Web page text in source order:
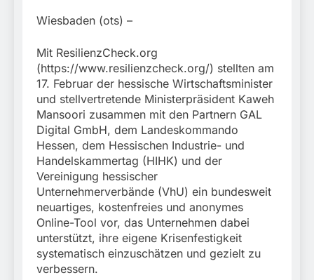
Wiesbaden (ots) –
Mit ResilienzCheck.org
(https://www.resilienzcheck.org/) stellten am
17. Februar der hessische Wirtschaftsminister
und stellvertretende Ministerpräsident Kaweh
Mansoori zusammen mit den Partnern GAL
Digital GmbH, dem Landeskommando
Hessen, dem Hessischen Industrie- und
Handelskammertag (HIHK) und der
Vereinigung hessischer
Unternehmerverbände (VhU) ein bundesweit
neuartiges, kostenfreies und anonymes
Online-Tool vor, das Unternehmen dabei
unterstützt, ihre eigene Krisenfestigkeit
systematisch einzuschätzen und gezielt zu
verbessern.